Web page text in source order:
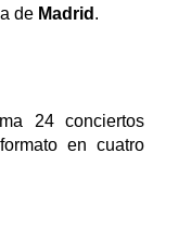
de Madrid .
24 conciertos
en cuatro